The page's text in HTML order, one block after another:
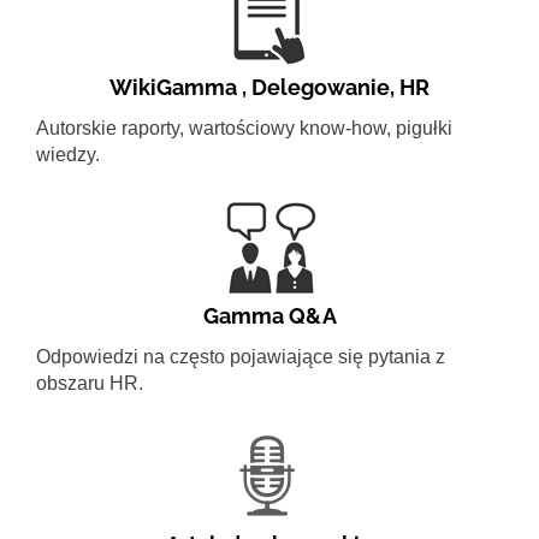
WikiGamma , Delegowanie, HR
Autorskie raporty, wartościowy know-how, pigułki
wiedzy.
Gamma Q&A
Odpowiedzi na często pojawiające się pytania z
obszaru HR.